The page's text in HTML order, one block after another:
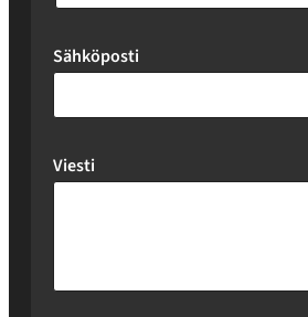
Sähköposti
Viesti